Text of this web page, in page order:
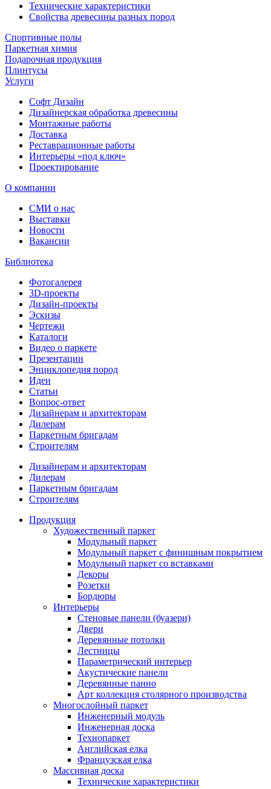
Технические характеристики
Свойства древесины разных пород
Спортивные полы
Паркетная химия
Подарочная продукция
Плинтусы
Услуги
Софт Дизайн
Дизайнерская обработка древесины
Монтажные работы
Доставка
Реставрационные работы
Интерьеры «под ключ»
Проектирование
О компании
СМИ о нас
Выставки
Новости
Вакансии
Библиотека
Фотогалерея
3D-проекты
Дизайн-проекты
Эскизы
Чертежи
Каталоги
Видео о паркете
Презентации
Энциклопедия пород
Идеи
Статьи
Вопрос-ответ
Дизайнерам и архитекторам
Дилерам
Паркетным бригадам
Строителям
Дизайнерам и архитекторам
Дилерам
Паркетным бригадам
Строителям
Продукция
Художественный паркет
Модульный паркет
Модульный паркет с финишным покрытием
Модульный паркет со вставками
Декоры
Розетки
Бордюры
Интерьеры
Стеновые панели (буазери)
Двери
Деревянные потолки
Лестницы
Параметрический интерьер
Акустические панели
Деревянные панно
Арт коллекция столярного производства
Многослойный паркет
Инженерный модуль
Инженерная доска
Технопаркет
Английская елка
Французская елка
Массивная доска
Технические характеристики